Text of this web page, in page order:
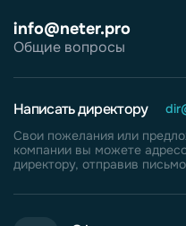
info@neter.pro
Общие вопросы
Написать директору
Свои пожелания или
компании вы можете
директору, отправив